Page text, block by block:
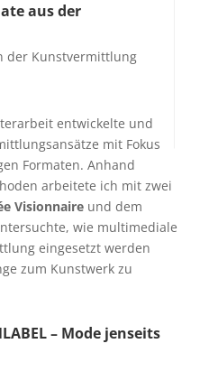
aus der
der Kunstvermittlung
entwickelte und
mit Fokus
Formaten. Anhand
arbeitete ich mit zwei
Visionnaireund dem
wie multimediale
eingesetzt werden
zum Kunstwerk zu
– Mode jenseits